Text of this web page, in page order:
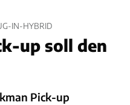
IN-HYBRID
up soll den
Pick-up